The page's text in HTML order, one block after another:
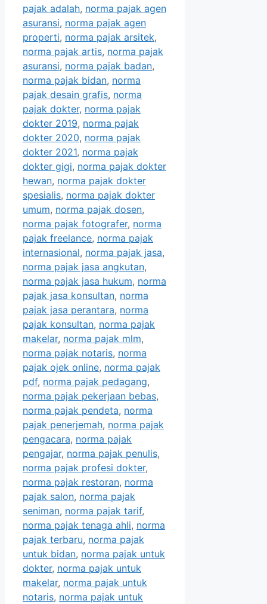
pajak adalah, norma pajak agen
asuransi, norma pajak agen
properti, norma pajak arsitek,
norma pajak artis, norma pajak
asuransi, norma pajak badan,
norma pajak bidan, norma
pajak desain grafis, norma
pajak dokter, norma pajak
dokter 2019, norma pajak
dokter 2020, norma pajak
dokter 2021, norma pajak
dokter gigi, norma pajak dokter
hewan, norma pajak dokter
spesialis, norma pajak dokter
umum, norma pajak dosen,
norma pajak fotografer, norma
pajak freelance, norma pajak
internasional, norma pajak jasa,
norma pajak jasa angkutan,
norma pajak jasa hukum, norma
pajak jasa konsultan, norma
pajak jasa perantara, norma
pajak konsultan, norma pajak
makelar, norma pajak mlm,
norma pajak notaris, norma
pajak ojek online, norma pajak
pdf, norma pajak pedagang,
norma pajak pekerjaan bebas,
norma pajak pendeta, norma
pajak penerjemah, norma pajak
pengacara, norma pajak
pengajar, norma pajak penulis,
norma pajak profesi dokter,
norma pajak restoran, norma
pajak salon, norma pajak
seniman, norma pajak tarif,
norma pajak tenaga ahli, norma
pajak terbaru, norma pajak
untuk bidan, norma pajak untuk
dokter, norma pajak untuk
makelar, norma pajak untuk
notaris, norma pajak untuk